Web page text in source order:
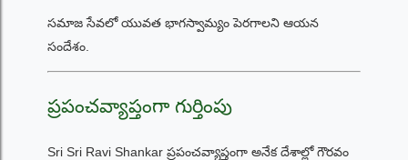
సమాజ సేవలో యువత భాగస్వామ్యం పెరగాలని ఆయన
సందేశం.
ప్రపంచవ్యాప్తంగా గుర్తింపు
Sri Sri Ravi Shankar ప్రపంచవ్యాప్తంగా అనేక దేశాల్లో గౌరవం